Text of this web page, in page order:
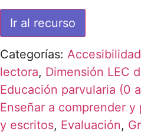
Ir al recurso
Categorías: Accesibilidad
lectora, Dimensión LEC
Educación parvularia (0
Enseñar a comprender
y escritos, Evaluación,